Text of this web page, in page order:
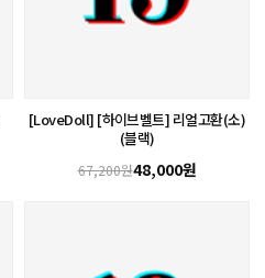
[LoveDoll] [하이브벨트] 리얼고환(소)
(블랙)
67,200원48,000원